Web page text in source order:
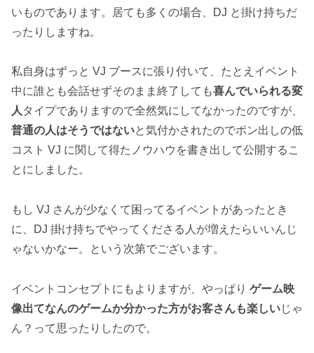
いものであります。居ても多くの場合、DJ と掛け持ちだ
ったりしますね。
私自身はずっと VJ ブースに張り付いて、たとえイベント
中に誰とも会話せずそのまま終了しても喜んでいられる変
人タイプでありますので全然気にしてなかったのですが、
普通の人はそうではないと気付かされたのでポン出しの低
コスト VJ に関して得たノウハウを書き出して公開するこ
とにしました。
もし VJ さんが少なくて困ってるイベントがあったとき
に、DJ 掛け持ちでやってくださる人が増えたらいいんじ
ゃないかなー。という次第でございます。
イベントコンセプトにもよりますが、やっぱり ゲーム映
像出てなんのゲームか分かった方がお客さんも楽しいじゃ
ん？って思ったりしたので。